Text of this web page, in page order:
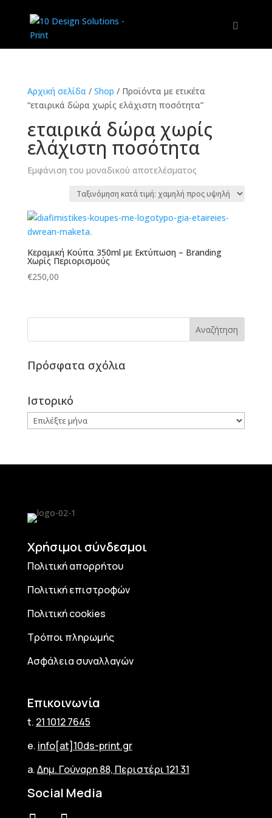
Αρχική σελίδα/ Shop / Προϊόντα με ετικέτα
“εταιρικά δώρα χωρίς ελάχιστη ποσότητα”
εταιρικά δώρα χωρίς
ελάχιστη ποσότητα
Εμφάνιση του μοναδικού αποτελέσματος
Κεραμική Κούπα 350ml με Εκτύπωση – Branding
Χωρίς Περιορισμούς
€250,00
Πρόσφατα σχόλια
Ιστορικό
Ιστορικό
Χρήσιμοι σύνδεσμοι
Πολιτική απορρήτου
Πολιτική επιστροφών
Πολιτική cookies
Τρόποι πληρωμής
Ασφάλεια συναλλαγών
Επικοινωνία
t. 21 1012 7645
e. info[at]10ds-print.gr
a.Δημ. Γούναρη 88, Περιστέρι 121 31
Social Media